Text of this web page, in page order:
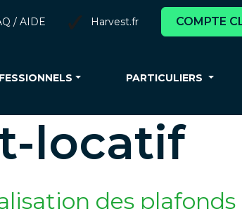
/ AIDE Harvest.fr COMPTE
PARTICULIERS
locatif
des plafonds